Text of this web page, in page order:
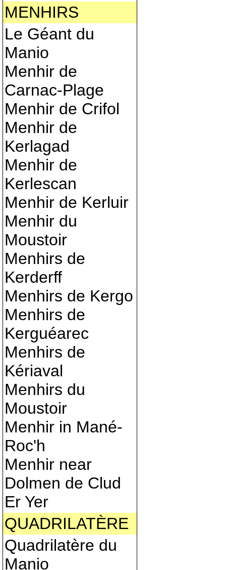
MENHIRS
Le Géant du
Manio
Menhir de
Carnac-Plage
Menhir de Crifol
Menhir de
Kerlagad
Menhir de
Kerlescan
Menhir de Kerluir
Menhir du
Moustoir
Menhirs de
Kerderff
Menhirs de Kergo
Menhirs de
Kerguéarec
Menhirs de
Kériaval
Menhirs du
Moustoir
Menhir in Mané-
Roc'h
Menhir near
Dolmen de Clud
Er Yer
QUADRILATÈRE
Quadrilatère du
Manio